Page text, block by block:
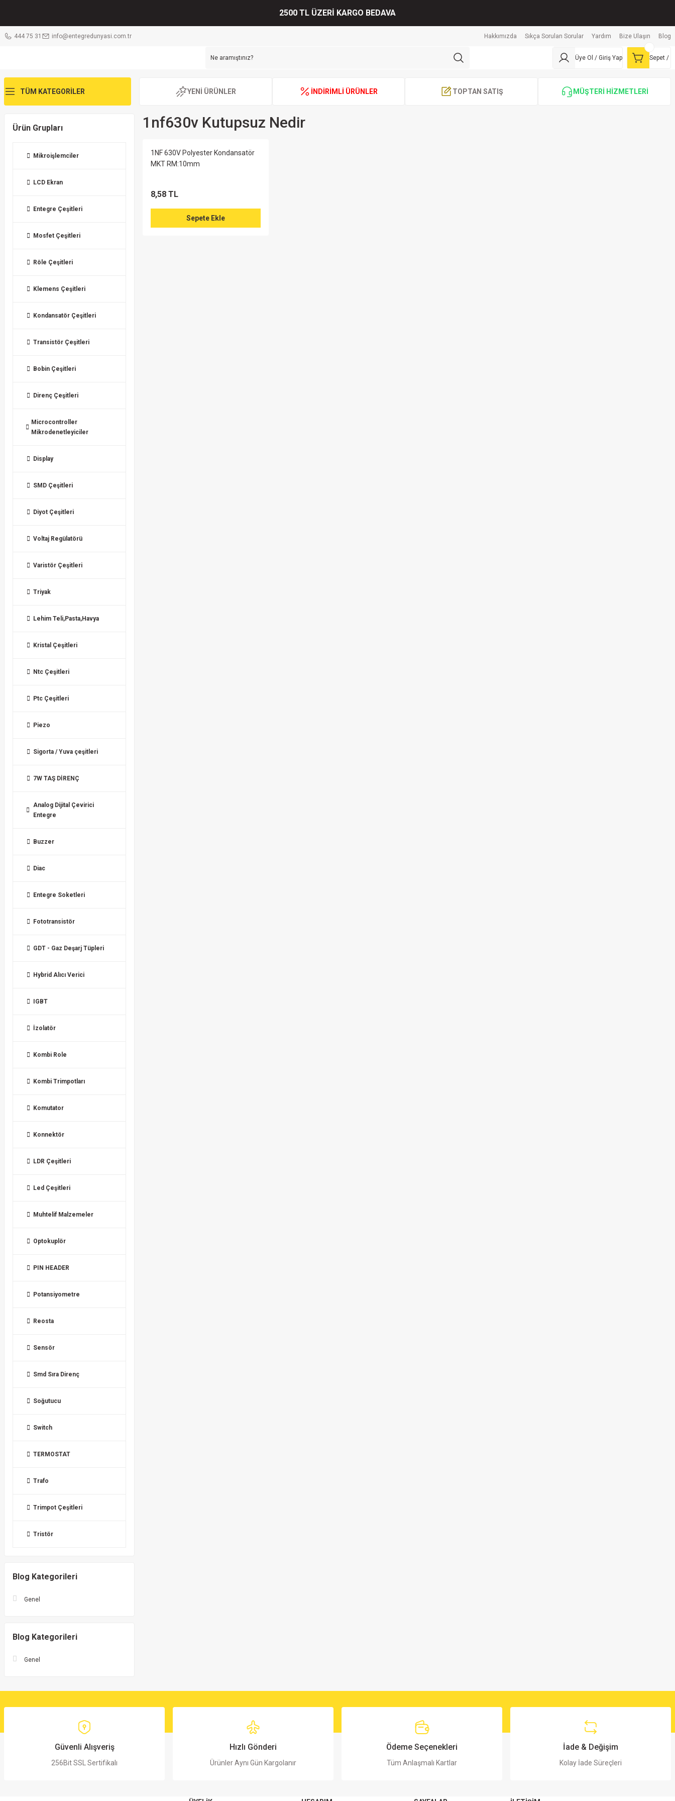
2500 TL ÜZERİ KARGO BEDAVA
444 75 31 info@entegredunyasi.com.tr Hakkımızda Sıkça Sorulan Sorular Yardım Bize Ulaşın Blog
Üye Ol / Giriş Yap Sepet /
TÜM KATEGORİLER YENİ ÜRÜNLER İNDİRİMLİ ÜRÜNLER TOPTAN SATIŞ MÜŞTERİ HİZMETLERİ
Ürün Grupları
Mikroişlemciler
LCD Ekran
Entegre Çeşitleri
Mosfet Çeşitleri
Röle Çeşitleri
Klemens Çeşitleri
Kondansatör Çeşitleri
Transistör Çeşitleri
Bobin Çeşitleri
Direnç Çeşitleri
Microcontroller
Mikrodenetleyiciler
Display
SMD Çeşitleri
Diyot Çeşitleri
Voltaj Regülatörü
Varistör Çeşitleri
Triyak
Lehim Teli,Pasta,Havya
Kristal Çeşitleri
Ntc Çeşitleri
Ptc Çeşitleri
Piezo
Sigorta / Yuva çeşitleri
7W TAŞ DİRENÇ
Analog Dijital Çevirici
Entegre
Buzzer
Diac
Entegre Soketleri
Fototransistör
GDT - Gaz Deşarj Tüpleri
Hybrid Alıcı Verici
IGBT
İzolatör
Kombi Role
Kombi Trimpotları
Komutator
Konnektör
LDR Çeşitleri
Led Çeşitleri
Muhtelif Malzemeler
Optokuplör
PIN HEADER
Potansiyometre
Reosta
Sensör
Smd Sıra Direnç
Soğutucu
Switch
TERMOSTAT
Trafo
Trimpot Çeşitleri
Tristör
Blog Kategorileri
Genel
Blog Kategorileri
Genel
1nf630v Kutupsuz Nedir
1NF 630V Polyester Kondansatör
MKT RM:10mm
8,58 TL
Sepete Ekle
Güvenli Alışveriş
256Bit SSL Sertifikalı
Hızlı Gönderi
Ürünler Aynı Gün Kargolanır
Ödeme Seçenekleri
Tüm Anlaşmalı Kartlar
İade & Değişim
Kolay İade Süreçleri